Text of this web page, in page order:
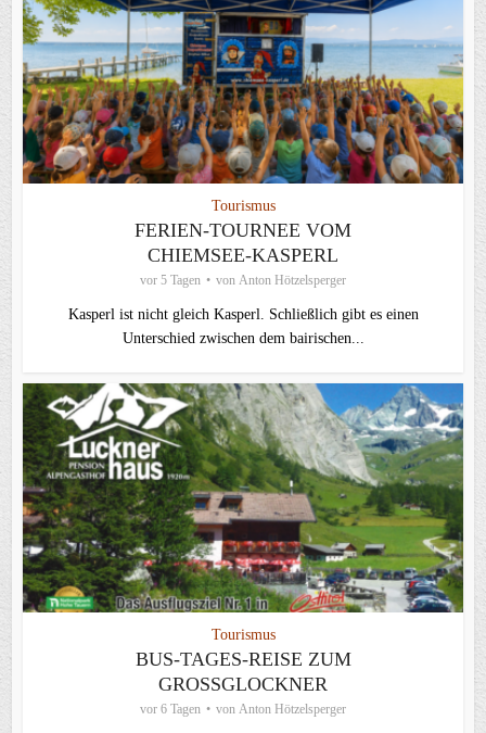
Tourismus
FERIEN-TOURNEE VOM
CHIEMSEE-KASPERL
vor 5 Tagen von Anton Hötzelsperger
Kasperl ist nicht gleich Kasperl. Schließlich gibt es einen
Unterschied zwischen dem bairischen...
Tourismus
BUS-TAGES-REISE ZUM
GROSSGLOCKNER
vor 6 Tagen von Anton Hötzelsperger